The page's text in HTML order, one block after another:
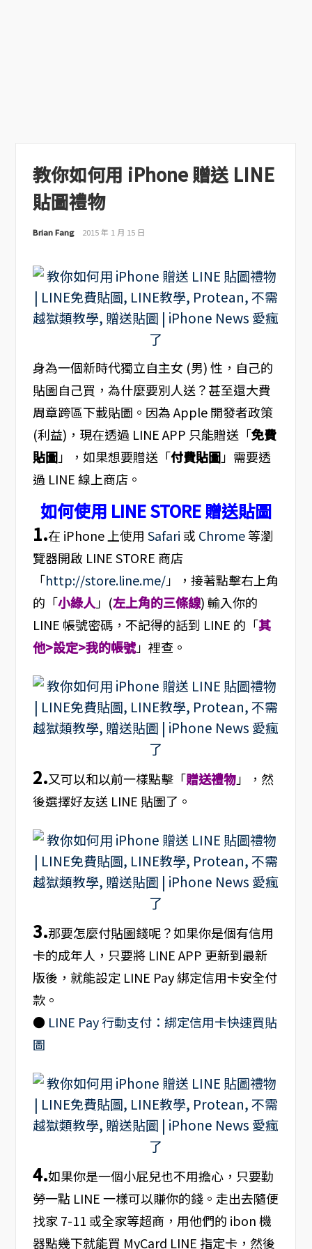
教你如何用 iPhone 贈送 LINE
貼圖禮物
Brian Fang 2015 年 1 月 15 日
身為一個新時代獨立自主女 (男) 性，自己的
貼圖自己買，為什麼要別人送？甚至還大費
周章跨區下載貼圖。因為 Apple 開發者政策
(利益)，現在透過 LINE APP 只能贈送「免費
貼圖」，如果想要贈送「付費貼圖」需要透
過 LINE 線上商店。
如何使用 LINE STORE 贈送貼圖
1.在 iPhone 上使用 Safari 或 Chrome等瀏
覽器開啟 LINE STORE 商店
「http://store.line.me/」，接著點擊右上角
的「小綠人」(左上角的三條線) 輸入你的
LINE 帳號密碼，不記得的話到 LINE 的「其
他>設定>我的帳號」裡查。
2.又可以和以前一樣點擊「贈送禮物」，然
後選擇好友送 LINE 貼圖了。
3.那要怎麼付貼圖錢呢？如果你是個有信用
卡的成年人，只要將 LINE APP 更新到最新
版後，就能設定 LINE Pay 綁定信用卡安全付
款。
● LINE Pay 行動支付：綁定信用卡快速買貼
圖
4.如果你是一個小屁兒也不用擔心，只要勤
勞一點 LINE 一樣可以賺你的錢。走出去隨便
找家 7-11 或全家等超商，用他們的 ibon 機
器點幾下就能買 MyCard LINE 指定卡，然後